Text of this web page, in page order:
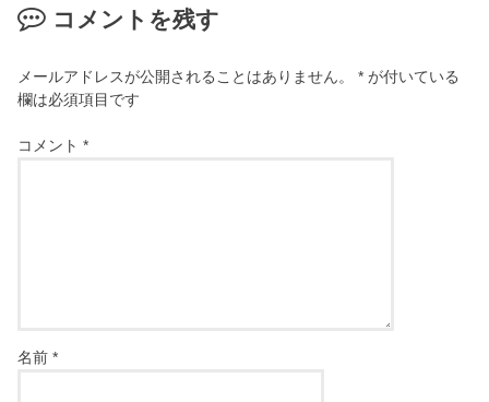
コメントを残す
メールアドレスが公開されることはありません。 * が付いている
欄は必須項目です
コメント*
名前*